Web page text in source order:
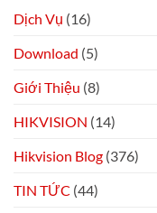
Dịch Vụ (16)
Download (5)
Giới Thiệu (8)
HIKVISION (14)
Hikvision Blog (376)
TIN TỨC (44)